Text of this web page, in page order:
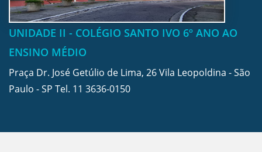
UNIDADE II - COLÉGIO SANTO IVO 6º ANO AO
ENSINO MÉDIO
Praça Dr. José Getúlio de Lima, 26 Vila Leopoldina - São
Paulo - SP Tel. 11 3636-0150